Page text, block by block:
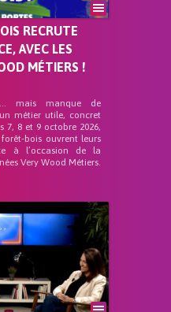
RECRUTE
AVEC LES
MÉTIERS !
mais manque de
métier utile, concret
7, 8 et 9 octobre 2026,
bois ouvrent leurs
à l’occasion de la
Very Wood Métiers.